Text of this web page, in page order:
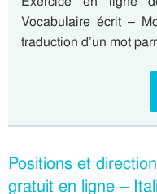
Vocabulaire écrit –
traduction d’un mot
Positions et
gratuit en ligne –